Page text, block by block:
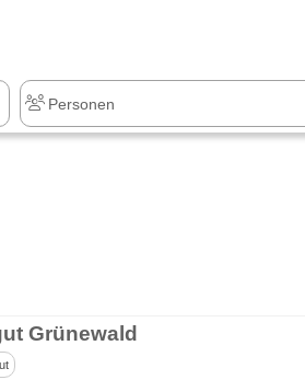
Grünewald